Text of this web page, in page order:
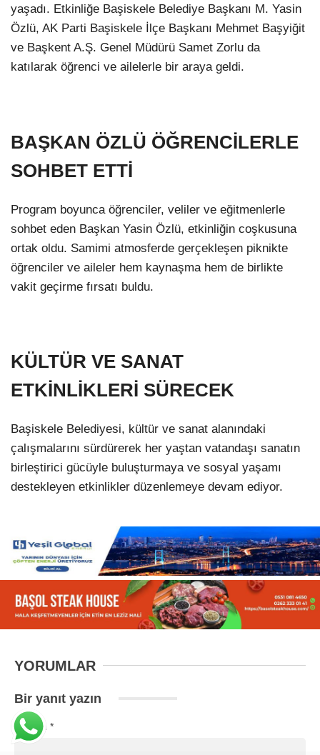
yaşadı. Etkinliğe Başiskele Belediye Başkanı M. Yasin
Özlü, AK Parti Başiskele İlçe Başkanı Mehmet Başyiğit
ve Başkent A.Ş. Genel Müdürü Samet Zorlu da
katılarak öğrenci ve ailelerle bir araya geldi.
BAŞKAN ÖZLÜ ÖĞRENCİLERLE
SOHBET ETTİ
Program boyunca öğrenciler, veliler ve eğitmenlerle
sohbet eden Başkan Yasin Özlü, etkinliğin coşkusuna
ortak oldu. Samimi atmosferde gerçekleşen piknikte
öğrenciler ve aileler hem kaynaşma hem de birlikte
vakit geçirme fırsatı buldu.
KÜLTÜR VE SANAT
ETKİNLİKLERİ SÜRECEK
Başiskele Belediyesi, kültür ve sanat alanındaki
çalışmalarını sürdürerek her yaştan vatandaşı sanatın
birleştirici gücüyle buluşturmaya ve sosyal yaşamı
destekleyen etkinlikler düzenlemeye devam ediyor.
YORUMLAR
Bir yanıt yazın
Yorum *